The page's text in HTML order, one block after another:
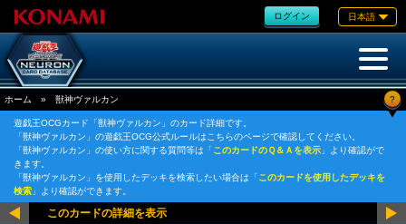
ログイン 日本語
ホーム » 獣神ヴァルカン ?
遊戯王OCGカード「獣神ヴァルカン」のカード詳細です。
「獣神ヴァルカン」の遊戯王OCG公式ルールはこちらのページで確認してください。
「獣神ヴァルカン」の使い方に関する質問等は「このカードのＱ＆Ａを表示 」より確認がで
きます。
「獣神ヴァルカン」を使用したデッキを検索したい場合は「このカードを使用したデッキを
検索 」より確認ができます。